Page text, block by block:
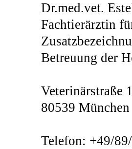
Dr.med.vet.
Fachtierärztin
Betreuung der
Veterinärstraße
80539 München
Telefon: +49/